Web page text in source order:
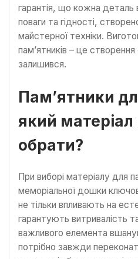
гарантія, що кожна
поваги та гідності,
майстерної техніки.
пам’ятників – це
залишився.
Пам’ятники
який
обрати?
При виборі матеріалу для
меморіальної дошки
не тільки впливають на
гарантують витривалість
важливого елемента
потрібно завжди